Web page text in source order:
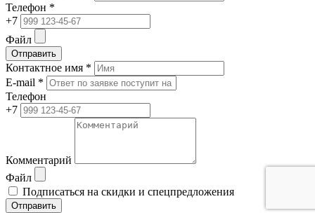
Телефон *
+7
Файл
Отправить
Контактное имя *
E-mail *
Телефон
+7
Комментарий
Файл
Подписаться на скидки и спецпредложения
Отправить